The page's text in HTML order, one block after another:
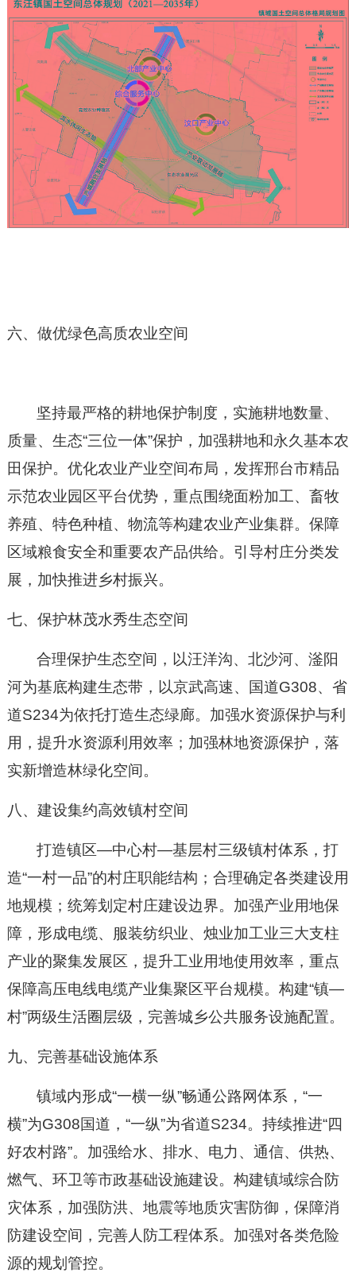
六、做优绿色高质农业空间
坚持最严格的耕地保护制度，实施耕地数量、
质量、生态“三位一体”保护，加强耕地和永久基本农
田保护。优化农业产业空间布局，发挥邢台市精品
示范农业园区平台优势，重点围绕面粉加工、畜牧
养殖、特色种植、物流等构建农业产业集群。保障
区域粮食安全和重要农产品供给。引导村庄分类发
展，加快推进乡村振兴。
七、保护林茂水秀生态空间
合理保护生态空间，以汪洋沟、北沙河、滏阳
河为基底构建生态带，以京武高速、国道G308、省
道S234为依托打造生态绿廊。 加强水资源保护与利
用 ，提升水资源利用效率；加强林地资源保护，落
实新增造林绿化空间。
八、建设集约高效镇村空间
打造镇区—中心村—基层村三级镇村体系，打
造“一村一品”的村庄职能结构；合理确定各类建设用
地规模；统筹划定村庄建设边界。加强产业用地保
障，形成电缆、服装纺织业、烛业加工业三大支柱
产业的聚集发展区，提升工业用地使用效率，重点
保障高压电线电缆产业集聚区平台规模。构建“镇—
村”两级生活圈层级，完善城乡公共服务设施配置。
九、完善基础设施体系
镇域内形成“一横一纵”畅通公路网体系， “一
横”为G308国道， “一纵”为省道S234。持续推进“四
好农村路”。 加强给水、排水、电力、通信、供热、
燃气、环卫等市政基础设施建设。构建镇域综合防
灾体系，加强防洪、地震等地质灾害防御，保障消
防建设空间，完善人防工程体系。加强对各类危险
源的规划管控。